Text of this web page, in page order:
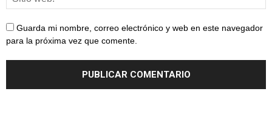
Guarda mi nombre, correo electrónico y web en este navegador
para la próxima vez que comente.